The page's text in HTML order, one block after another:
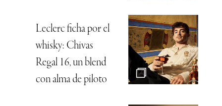
Leclerc ficha por el
whisky: Chivas
Regal 16, un blend
con alma de piloto